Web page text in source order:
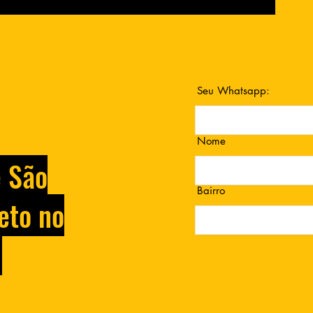
no
Seu Whatsapp:
Nome
Bairro